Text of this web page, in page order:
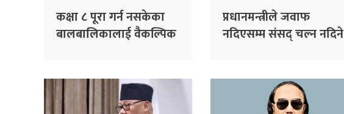
कक्षा ८ पूरा गर्न नसकेका
बालबालिकालाई वैकल्पिक
प्रधानमन्त्रीले जवाफ
नदिएसम्म संसद् चल्न नदिने